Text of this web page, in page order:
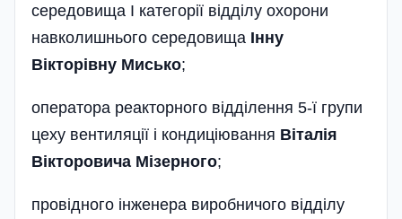
середовища І категорії відділу охорони
навколишнього середовища Інну
Вікторівну Мисько;
оператора реакторного відді­лення 5-ї групи
цеху вентиляції і кондиціювання Віталія
Вікторовича Мізерного;
провідного інженера виробничого відділу